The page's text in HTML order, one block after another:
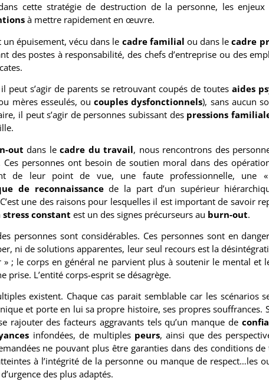
cette stratégie de destruction de la personne, les
à mettre rapidement en œuvre.
épuisement, vécu dans le cadre familial ou dans lecadre
des postes à responsabilité, des chefs d’entreprise ou des
peut s’agir de parents se retrouvant coupés de toutes aides
mères esseulés, oucouples dysfonctionnels), sans aucun
il peut s’agir de personnes subissant des pressions
out dans le cadre du travail, nous rencontrons des
personnes ont besoin de soutien moral dans des
de leur point de vue, une faute professionnelle, une
de reconnaissancede la part d’un supérieur
une des raisons pour lesquelles il est important de savoir
stress constant est un des signes précurseurs au burn-out.
personnes sont considérables. Ces personnes sont en
ni de solutions apparentes, leur seul recours est la
» ; le corps en général ne parvient plus à soutenir le mental et
prise. L’entité corps-esprit se désagrège.
existent. Chaque cas parait semblable car les scénarios
et porte en lui sa propre histoire, ses propres souffrances.
rajouter des facteurs aggravants tels qu’un manque de
infondées, de multiples peurs, ainsi que des
ne pouvant plus être garanties dans des conditions
à l’intégrité de la personne ou manque de respect…les
des plus adaptés.